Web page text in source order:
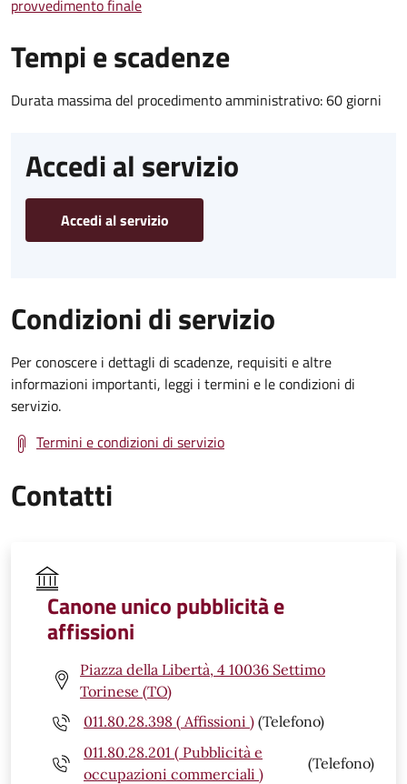
provvedimento finale
Tempi e scadenze
Durata massima del procedimento amministrativo: 60 giorni
Accedi al servizio
Accedi al servizio
Condizioni di servizio
Per conoscere i dettagli di scadenze, requisiti e altre
informazioni importanti, leggi i termini e le condizioni di
servizio.
Termini e condizioni di servizio
Contatti
Canone unico pubblicità e
affissioni
Piazza della Libertà, 4 10036 Settimo
Torinese (TO)
011.80.28.398 ( Affissioni ) (Telefono)
011.80.28.201 ( Pubblicità e
occupazioni commerciali )
(Telefono)